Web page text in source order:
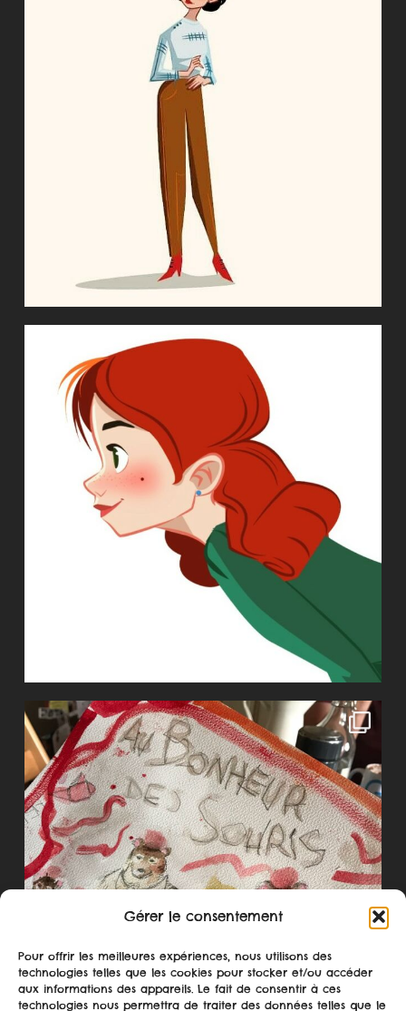
Gérer le consentement
Pour offrir les meilleures expériences, nous utilisons des
technologies telles que les cookies pour stocker et/ou accéder
aux informations des appareils. Le fait de consentir à ces
technologies nous permettra de traiter des données telles que le